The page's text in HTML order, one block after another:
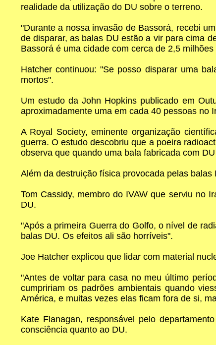
realidade da utilização do DU sobre o terreno.
"Durante a nossa invasão de Bassorá, recebi
de disparar, as balas DU estão a vir para cima
Bassorá é uma cidade com cerca de 2,5
Hatcher continuou: "Se posso disparar uma
mortos".
Um estudo da John Hopkins publicado em
aproximadamente uma em cada 40 pessoas
A Royal Society, eminente organização
guerra. O estudo descobriu que a poeira
observa que quando uma bala fabricada com
Além da destruição física provocada pelas
Tom Cassidy, membro do IVAW que serviu no
DU.
"Após a primeira Guerra do Golfo, o nível de
balas DU. Os efeitos ali são horríveis".
Joe Hatcher explicou que lidar com material
"Antes de voltar para casa no meu último
cumpririam os padrões ambientais quando
América, e muitas vezes elas ficam fora de si,
Kate Flanagan, responsável pelo
consciência quanto ao DU.